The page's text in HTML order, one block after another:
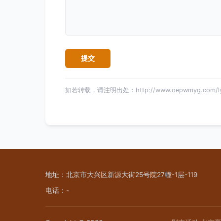
如若转载，请注明出处：http://www.oepwmyg.com/
地址：北京市大兴区新源大街25号院27幢-1层-119
电话：-